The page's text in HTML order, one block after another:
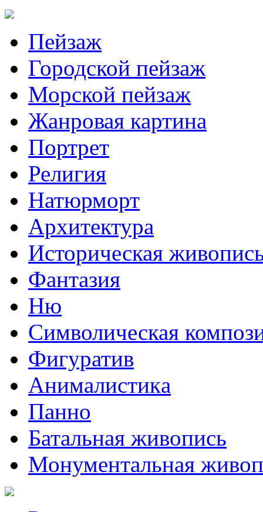
Пейзаж
Городской пейзаж
Морской пейзаж
Жанровая картина
Портрет
Религия
Натюрморт
Архитектура
Историческая
Фантазия
Ню
Символическая
Фигуратив
Анималистикa
Панно
Батальная живопись
Монументальная